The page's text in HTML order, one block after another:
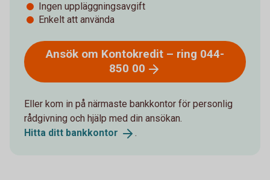
Ingen uppläggningsavgift
Enkelt att använda
Ansök om Kontokredit – ring 044-
850 00
Eller kom in på närmaste bankkontor för personlig
rådgivning och hjälp med din ansökan.
Hitta ditt bankkontor .